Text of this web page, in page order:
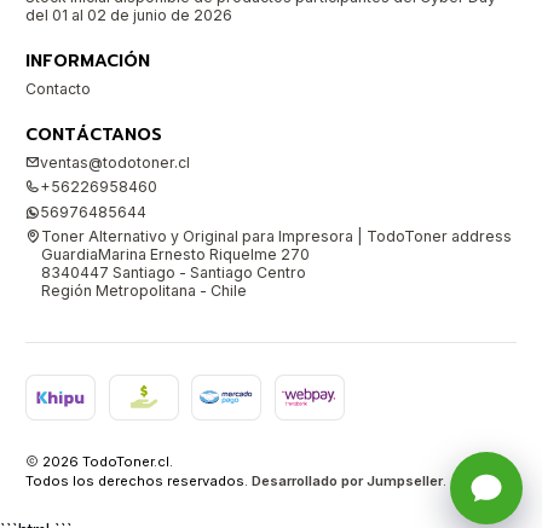
del 01 al 02 de junio de 2026
INFORMACIÓN
Contacto
CONTÁCTANOS
ventas@todotoner.cl
+56226958460
56976485644
Toner Alternativo y Original para Impresora | TodoToner address
GuardiaMarina Ernesto Riquelme 270
8340447 Santiago - Santiago Centro
Región Metropolitana - Chile
2026 TodoToner.cl.
Todos los derechos reservados. Desarrollado por Jumpseller.